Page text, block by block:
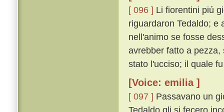
[ 096 ] Li fiorentini piú
riguardaron Tedaldo; e
nell'animo se fosse
avrebber fatto a
stato l'ucciso; il quale
[Voice: emilia ]
[ 097 ] Passavano un
Tedaldo gli si fecero